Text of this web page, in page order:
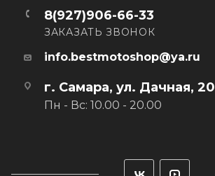
г. Самара, ул. Дачная, 20
Пн - Вс: 10.00 - 20.00
8(927)906-66-33
ЗАКАЗАТЬ ЗВОНОК
info.bestmotoshop@ya.ru